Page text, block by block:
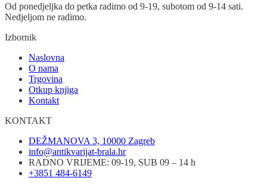
Od ponedjeljka do petka radimo od 9-19, subotom od 9-14 sati.
Nedjeljom ne radimo.
Izbornik
Naslovna
O nama
Trgovina
Otkup knjiga
Kontakt
KONTAKT
DEŽMANOVA 3, 10000 Zagreb
info@antikvarijat-brala.hr
RADNO VRIJEME: 09-19, SUB 09 – 14 h
+3851 484-6149